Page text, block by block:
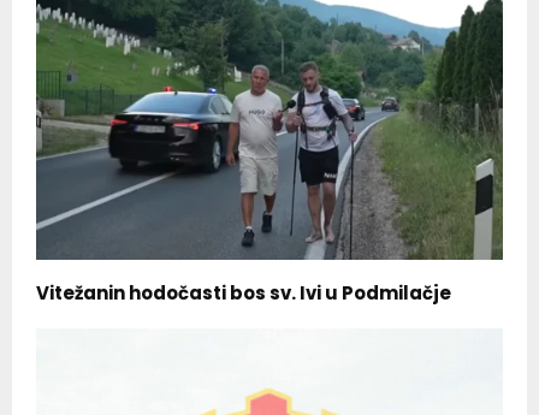
Vitežanin hodočasti bos sv. Ivi u Podmilačje